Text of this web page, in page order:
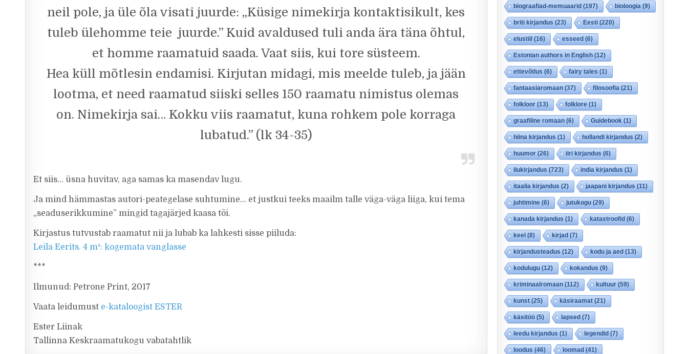
neil pole, ja üle õla visati juurde: „Küsige nimekirja kontaktisikult, kes
tuleb ülehomme teie juurde.” Kuid avaldused tuli anda ära täna õhtul,
et homme raamatuid saada. Vaat siis, kui tore süsteem.
Hea küll mõtlesin endamisi. Kirjutan midagi, mis meelde tuleb, ja jään
lootma, et need raamatud siiski selles 150 raamatu nimistus olemas
on. Nimekirja sai… Kokku viis raamatut, kuna rohkem pole korraga
lubatud.” (lk 34-35)
Et siis… üsna huvitav, aga samas ka masendav lugu.
Ja mind hämmastas autori-peategelase suhtumine… et justkui teeks maailm talle väga-väga liiga, kui tema
„seaduserikkumine” mingid tagajärjed kaasa tõi.
Kirjastus tutvustab raamatut nii ja lubab ka lahkesti sisse piiluda:
Leila Eerits. 4 m²: kogemata vanglasse
***
Ilmunud: Petrone Print, 2017
Vaata leidumust e-kataloogist ESTER
Ester Liinak
Tallinna Keskraamatukogu vabatahtlik
biograafiad-memuaarid(197) bioloogia (9)
briti kirjandus(23) Eesti(220)
elustiil(16) esseed(6)
Estonian authors in English(12)
ettevõtlus(6) fairy tales(1)
fantaasiaromaan(37) filosoofia (21)
folkloor(13) folklore(1)
graafiline romaan(6) Guidebook(1)
hiina kirjandus(1) hollandi kirjandus(2)
huumor(26) iiri kirjandus(6)
ilukirjandus(723) india kirjandus(1)
itaalia kirjandus(2) jaapani kirjandus(11)
juhtimine(6) jutukogu(29)
kanada kirjandus(1) katastroofid(6)
keel(8) kirjad(7)
kirjandusteadus(12) kodu ja aed(13)
kodulugu(12) kokandus(9)
kriminaalromaan(112) kultuur(59)
kunst(25) käsiraamat(21)
käsitöö(5) lapsed(7)
leedu kirjandus(1) legendid(7)
loodus(46) loomad(41)